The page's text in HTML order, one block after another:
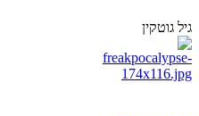
גיל גוטקין